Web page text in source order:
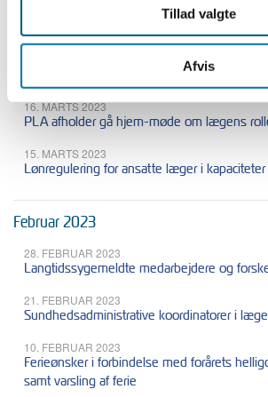
Tillad valgte
Afvis
16. MARTS 2023
PLA afholder gå hjem-møde om lægens
15. MARTS 2023
Lønregulering for ansatte læger i kapaciteter
Februar 2023
28. FEBRUAR 2023
Langtidssygemeldte medarbejdere og
21. FEBRUAR 2023
Sundhedsadministrative koordinatorer i
10. FEBRUAR 2023
Ferieønsker i forbindelse med forårets
samt varsling af ferie